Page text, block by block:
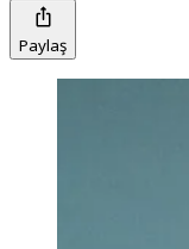
Paylaş